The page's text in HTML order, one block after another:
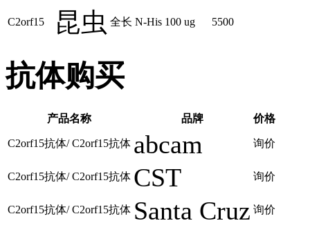
C2orf15 昆虫 全长 N-His 100 ug 5500
抗体购买
产品名称 品牌 价格
C2orf15抗体/ C2orf15抗体 abcam 询价
C2orf15抗体/ C2orf15抗体 CST 询价
C2orf15抗体/ C2orf15抗体 Santa Cruz 询价